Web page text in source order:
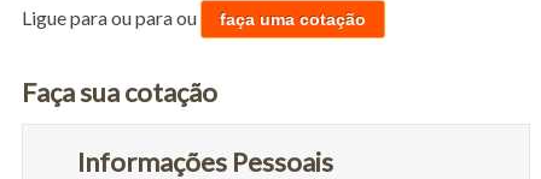
Ligue paraou paraou faça uma cotação
Faça sua cotação
Informações Pessoais